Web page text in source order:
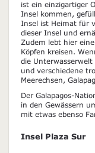
ist ein einzigartiger
Insel kommen,
Insel ist Heimat für
dieser Insel und
Zudem lebt hier
Köpfen kreisen.
die
und verschiedene
Meerechsen,
Der Galapagos-
in den Gewässern
mit etwas ebenso
Insel Plaza Sur